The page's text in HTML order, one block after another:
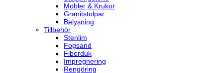
Möbler & Krukor
Granitstolpar
Belysning
Tillbehör
Stenlim
Fogsand
Fiberduk
Impregnering
Rengöring